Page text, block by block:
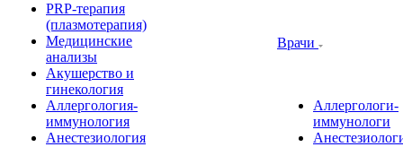
PRP-терапия
(плазмотерапия)
Медицинские
анализы
Акушерство и
гинекология
Аллергология-
иммунология
Анестезиология
Врачи
Аллергологи-
иммунологи